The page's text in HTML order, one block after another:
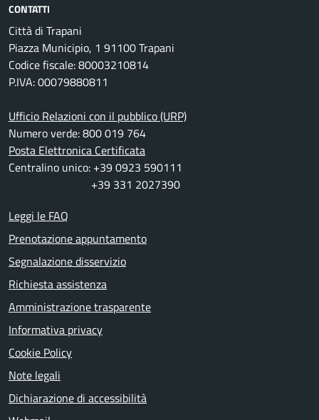
CONTATTI
Città di Trapani
Piazza Municipio, 1 91100 Trapani
Codice fiscale: 80003210814
P.IVA: 00079880811
Ufficio Relazioni con il pubblico (URP)
Numero verde: 800 019 764
Posta Elettronica Certificata
Centralino unico: +39 0923 590111
+39 331 2027390
Leggi le FAQ
Prenotazione appuntamento
Segnalazione disservizio
Richiesta assistenza
Amministrazione trasparente
Informativa privacy
Cookie Policy
Note legali
Dichiarazione di accessibilità